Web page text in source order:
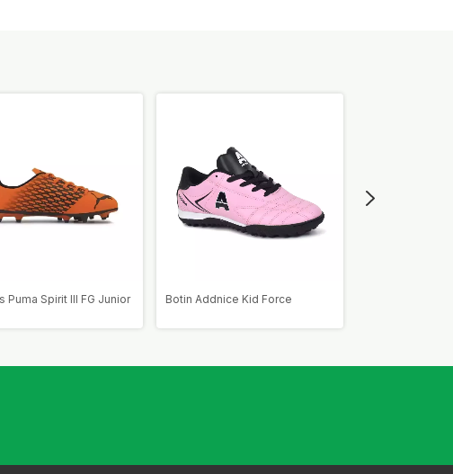
Puma Spirit III FG Junior Botin Addnice Kid Force